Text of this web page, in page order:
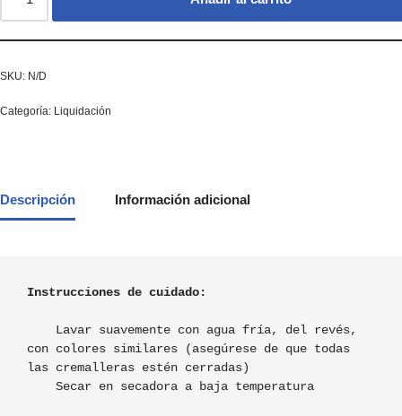
SKU: N/D
Categoría: Liquidación
Descripción Información adicional
Instrucciones de cuidado:
con colores similares (asegúrese de que todas
las cremalleras estén cerradas)